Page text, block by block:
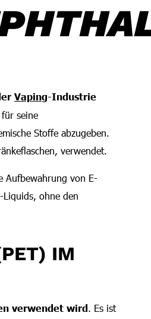
Vaping-Industrie
seine
Stoffe abzugeben.
verwendet.
Aufbewahrung von E-
Liquids, ohne den
IM
verwendet wird. Es ist